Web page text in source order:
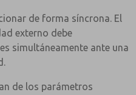
de forma síncrona. El
externo debe
simultáneamente ante una
de los parámetros